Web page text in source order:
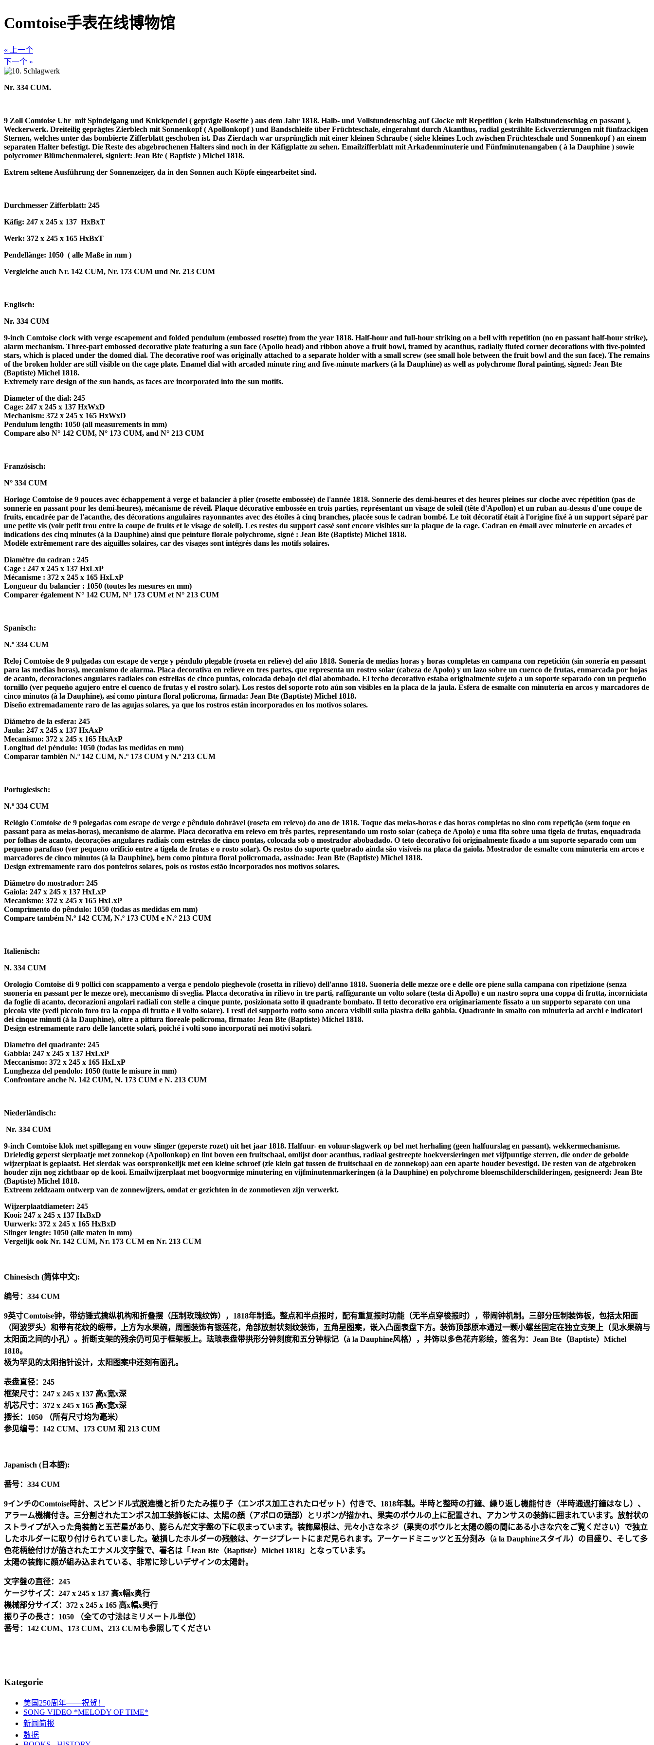
Comtoise手表在线博物馆
« 上一个
下一个 »
Nr. 334 CUM.
9 Zoll Comtoise Uhr mit Spindelgang und Knickpendel ( geprägte Rosette ) aus dem Jahr 1818. Halb- und Vollstundenschlag auf Glocke mit Repetition ( kein Halbstundenschlag en passant ),
Weckerwerk. Dreiteilig geprägtes Zierblech mit Sonnenkopf ( Apollonkopf ) und Bandschleife über Früchteschale, eingerahmt durch Akanthus, radial gestrählte Eckverzierungen mit fünfzackigen
Sternen, welches unter das bombierte Zifferblatt geschoben ist. Das Zierdach war ursprünglich mit einer kleinen Schraube ( siehe kleines Loch zwischen Früchteschale und Sonnenkopf ) an einem
separaten Halter befestigt. Die Reste des abgebrochenen Halters sind noch in der Käfigplatte zu sehen. Emailzifferblatt mit Arkadenminuterie und Fünfminutenangaben ( à la Dauphine ) sowie
polycromer Blümchenmalerei, signiert: Jean Bte ( Baptiste ) Michel 1818.
Extrem seltene Ausführung der Sonnenzeiger, da in den Sonnen auch Köpfe eingearbeitet sind.
Durchmesser Zifferblatt: 245
Käfig: 247 x 245 x 137 HxBxT
Werk: 372 x 245 x 165 HxBxT
Pendellänge: 1050 ( alle Maße in mm )
Vergleiche auch Nr. 142 CUM, Nr. 173 CUM und Nr. 213 CUM
Englisch:
Nr. 334 CUM
9-inch Comtoise clock with verge escapement and folded pendulum (embossed rosette) from the year 1818. Half-hour and full-hour striking on a bell with repetition (no en passant half-hour strike),
alarm mechanism. Three-part embossed decorative plate featuring a sun face (Apollo head) and ribbon above a fruit bowl, framed by acanthus, radially fluted corner decorations with five-pointed
stars, which is placed under the domed dial. The decorative roof was originally attached to a separate holder with a small screw (see small hole between the fruit bowl and the sun face). The remains
of the broken holder are still visible on the cage plate. Enamel dial with arcaded minute ring and five-minute markers (à la Dauphine) as well as polychrome floral painting, signed: Jean Bte
(Baptiste) Michel 1818.
Extremely rare design of the sun hands, as faces are incorporated into the sun motifs.
Diameter of the dial: 245
Cage: 247 x 245 x 137 HxWxD
Mechanism: 372 x 245 x 165 HxWxD
Pendulum length: 1050 (all measurements in mm)
Compare also N° 142 CUM, N° 173 CUM, and N° 213 CUM
Französisch:
N° 334 CUM
Horloge Comtoise de 9 pouces avec échappement à verge et balancier à plier (rosette embossée) de l'année 1818. Sonnerie des demi-heures et des heures pleines sur cloche avec répétition (pas de
sonnerie en passant pour les demi-heures), mécanisme de réveil. Plaque décorative embossée en trois parties, représentant un visage de soleil (tête d'Apollon) et un ruban au-dessus d'une coupe de
fruits, encadrée par de l'acanthe, des décorations angulaires rayonnantes avec des étoiles à cinq branches, placée sous le cadran bombé. Le toit décoratif était à l'origine fixé à un support séparé par
une petite vis (voir petit trou entre la coupe de fruits et le visage de soleil). Les restes du support cassé sont encore visibles sur la plaque de la cage. Cadran en émail avec minuterie en arcades et
indications des cinq minutes (à la Dauphine) ainsi que peinture florale polychrome, signé : Jean Bte (Baptiste) Michel 1818.
Modèle extrêmement rare des aiguilles solaires, car des visages sont intégrés dans les motifs solaires.
Diamètre du cadran : 245
Cage : 247 x 245 x 137 HxLxP
Mécanisme : 372 x 245 x 165 HxLxP
Longueur du balancier : 1050 (toutes les mesures en mm)
Comparer également N° 142 CUM, N° 173 CUM et N° 213 CUM
Spanisch:
N.º 334 CUM
Reloj Comtoise de 9 pulgadas con escape de verge y péndulo plegable (roseta en relieve) del año 1818. Sonería de medias horas y horas completas en campana con repetición (sin sonería en passant
para las medias horas), mecanismo de alarma. Placa decorativa en relieve en tres partes, que representa un rostro solar (cabeza de Apolo) y un lazo sobre un cuenco de frutas, enmarcada por hojas
de acanto, decoraciones angulares radiales con estrellas de cinco puntas, colocada debajo del dial abombado. El techo decorativo estaba originalmente sujeto a un soporte separado con un pequeño
tornillo (ver pequeño agujero entre el cuenco de frutas y el rostro solar). Los restos del soporte roto aún son visibles en la placa de la jaula. Esfera de esmalte con minutería en arcos y marcadores de
cinco minutos (à la Dauphine), así como pintura floral policroma, firmada: Jean Bte (Baptiste) Michel 1818.
Diseño extremadamente raro de las agujas solares, ya que los rostros están incorporados en los motivos solares.
Diámetro de la esfera: 245
Jaula: 247 x 245 x 137 HxAxP
Mecanismo: 372 x 245 x 165 HxAxP
Longitud del péndulo: 1050 (todas las medidas en mm)
Comparar también N.º 142 CUM, N.º 173 CUM y N.º 213 CUM
Portugiesisch:
N.º 334 CUM
Relógio Comtoise de 9 polegadas com escape de verge e pêndulo dobrável (roseta em relevo) do ano de 1818. Toque das meias-horas e das horas completas no sino com repetição (sem toque en
passant para as meias-horas), mecanismo de alarme. Placa decorativa em relevo em três partes, representando um rosto solar (cabeça de Apolo) e uma fita sobre uma tigela de frutas, enquadrada
por folhas de acanto, decorações angulares radiais com estrelas de cinco pontas, colocada sob o mostrador abobadado. O teto decorativo foi originalmente fixado a um suporte separado com um
pequeno parafuso (ver pequeno orifício entre a tigela de frutas e o rosto solar). Os restos do suporte quebrado ainda são visíveis na placa da gaiola. Mostrador de esmalte com minuteria em arcos e
marcadores de cinco minutos (à la Dauphine), bem como pintura floral policromada, assinado: Jean Bte (Baptiste) Michel 1818.
Design extremamente raro dos ponteiros solares, pois os rostos estão incorporados nos motivos solares.
Diâmetro do mostrador: 245
Gaiola: 247 x 245 x 137 HxLxP
Mecanismo: 372 x 245 x 165 HxLxP
Comprimento do pêndulo: 1050 (todas as medidas em mm)
Compare também N.º 142 CUM, N.º 173 CUM e N.º 213 CUM
Italienisch:
N. 334 CUM
Orologio Comtoise di 9 pollici con scappamento a verga e pendolo pieghevole (rosetta in rilievo) dell'anno 1818. Suoneria delle mezze ore e delle ore piene sulla campana con ripetizione (senza
suoneria en passant per le mezze ore), meccanismo di sveglia. Placca decorativa in rilievo in tre parti, raffigurante un volto solare (testa di Apollo) e un nastro sopra una coppa di frutta, incorniciata
da foglie di acanto, decorazioni angolari radiali con stelle a cinque punte, posizionata sotto il quadrante bombato. Il tetto decorativo era originariamente fissato a un supporto separato con una
piccola vite (vedi piccolo foro tra la coppa di frutta e il volto solare). I resti del supporto rotto sono ancora visibili sulla piastra della gabbia. Quadrante in smalto con minuteria ad archi e indicatori
dei cinque minuti (à la Dauphine), oltre a pittura floreale policroma, firmato: Jean Bte (Baptiste) Michel 1818.
Design estremamente raro delle lancette solari, poiché i volti sono incorporati nei motivi solari.
Diametro del quadrante: 245
Gabbia: 247 x 245 x 137 HxLxP
Meccanismo: 372 x 245 x 165 HxLxP
Lunghezza del pendolo: 1050 (tutte le misure in mm)
Confrontare anche N. 142 CUM, N. 173 CUM e N. 213 CUM
Niederländisch:
Nr. 334 CUM
9-inch Comtoise klok met spillegang en vouw slinger (geperste rozet) uit het jaar 1818. Halfuur- en voluur-slagwerk op bel met herhaling (geen halfuurslag en passant), wekkermechanisme.
Drieledig geperst sierplaatje met zonnekop (Apollonkop) en lint boven een fruitschaal, omlijst door acanthus, radiaal gestreepte hoekversieringen met vijfpuntige sterren, die onder de gebolde
wijzerplaat is geplaatst. Het sierdak was oorspronkelijk met een kleine schroef (zie klein gat tussen de fruitschaal en de zonnekop) aan een aparte houder bevestigd. De resten van de afgebroken
houder zijn nog zichtbaar op de kooi. Emailwijzerplaat met boogvormige minutering en vijfminutenmarkeringen (à la Dauphine) en polychrome bloemschilderschilderingen, gesigneerd: Jean Bte
(Baptiste) Michel 1818.
Extreem zeldzaam ontwerp van de zonnewijzers, omdat er gezichten in de zonmotieven zijn verwerkt.
Wijzerplaatdiameter: 245
Kooi: 247 x 245 x 137 HxBxD
Uurwerk: 372 x 245 x 165 HxBxD
Slinger lengte: 1050 (alle maten in mm)
Vergelijk ook Nr. 142 CUM, Nr. 173 CUM en Nr. 213 CUM
Chinesisch (简体中文):
编号： 334 CUM
9英寸Comtoise钟，带纺锤式擒纵机构和折叠摆（压制玫瑰纹饰）， 1818年制造。整点和半点报时，配有重复报时功能（无半点穿梭报时），带闹钟机制。三部分压制装饰板，包括太阳面
（阿波罗头）和带有花纹的缎带，上方为水果碗，周围装饰有银莲花，角部放射状刻纹装饰，五角星图案，嵌入凸面表盘下方。装饰顶部原本通过一颗小螺丝固定在独立支架上（见水果碗与
太阳面之间的小孔）。折断支架的残余仍可见于框架板上。珐琅表盘带拱形分钟刻度和五分钟标记（à la Dauphine风格），并饰以多色花卉彩绘，签名为： Jean Bte （Baptiste） Michel
1818。
极为罕见的太阳指针设计，太阳图案中还刻有面孔。
表盘直径： 245
框架尺寸： 247 x 245 x 137 高x宽x深
机芯尺寸： 372 x 245 x 165 高x宽x深
摆长： 1050
（所有尺寸均为毫米）
参见编号： 142 CUM、 173 CUM 和 213 CUM
Japanisch ( 日本語):
番号： 334 CUM
9インチのComtoise時計、スピンドル式脱進機と折りたたみ振り子（エンボス加工されたロゼット）付きで、 1818年製。半時と整時の打鐘、繰り返し機能付き（半時通過打鐘はなし）、
アラーム機構付き。三分割されたエンボス加工装飾板には、太陽の顔（アポロの頭部）とリボンが描かれ、果実のボウルの上に配置され、アカンサスの装飾に囲まれています。放射状の
ストライプが入った角装飾と五芒星があり、膨らんだ文字盤の下に収まっています。装飾屋根は、元々小さなネジ（果実のボウルと太陽の顔の間にある小さな穴をご覧ください）で独立
したホルダーに取り付けられていました。破損したホルダーの残骸は、ケージプレートにまだ見られます。アーケードミニッツと五分刻み（à la Dauphineスタイル）の目盛り、そして多
色花柄絵付けが施されたエナメル文字盤で、署名は「Jean Bte （Baptiste） Michel 1818 」となっています。
太陽の装飾に顔が組み込まれている、非常に珍しいデザインの太陽針。
文字盤の直径： 245
ケージサイズ： 247 x 245 x 137 高x幅x奥行
機械部分サイズ： 372 x 245 x 165 高x幅x奥行
振り子の長さ： 1050
（全ての寸法はミリメートル単位）
番号： 142 CUM、 173 CUM、 213 CUMも参照してください
Kategorie
美国250周年——祝贺！
SONG VIDEO *MELODY OF TIME*
新闻简报
数据